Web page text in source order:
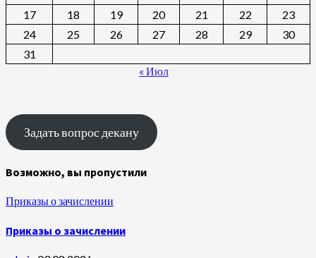
17
18 19 20 21 22
23
24
25 26 27 28 29
30
31
« Июл
Задать вопрос декану
Возможно, вы пропустили
Приказы о зачислении
Приказы о зачислении